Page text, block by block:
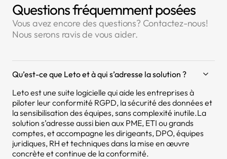
Questions fréquemment posées
Vous avez encore des questions? Contactez-nous!
Nous serons ravis de vous aider.
Qu’est-ce que Leto et à qui s’adresse la solution ?
Leto est une suite logicielle qui aide les entreprises à
piloter leur conformité RGPD, la sécurité des données et
la sensibilisation des équipes, sans complexité inutile.La
solution s’adresse aussi bien aux PME, ETI ou grands
comptes, et accompagne les dirigeants, DPO, équipes
juridiques, RH et techniques dans la mise en œuvre
concrète et continue de la conformité.